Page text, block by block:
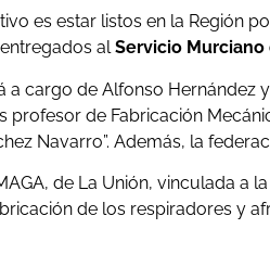
es estar listos en la Región
alServicio Murciano
cargo de Alfonso Hernández
profesor de Fabricación
Navarro”. Además, la
de La Unión, vinculada a
de los respiradores y